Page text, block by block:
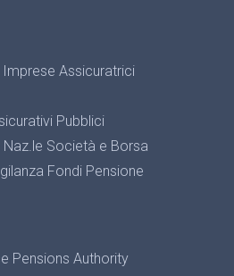
Assicuratrici
Pubblici
Naz.le Società e Borsa
Fondi Pensione
Pensions Authority